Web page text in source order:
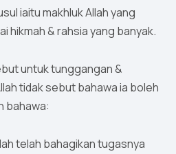
iaitu makhluk Allah yang
hikmah & rahsia yang banyak.
untuk tunggangan &
tidak sebut bahawa ia boleh
bahawa:
telah bahagikan tugasnya